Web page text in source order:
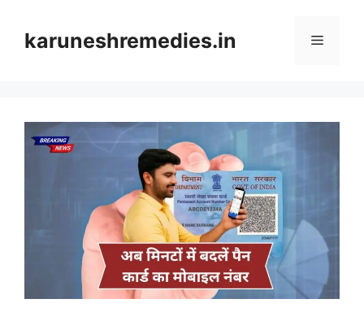
contentkaruneshremedies.in Menu